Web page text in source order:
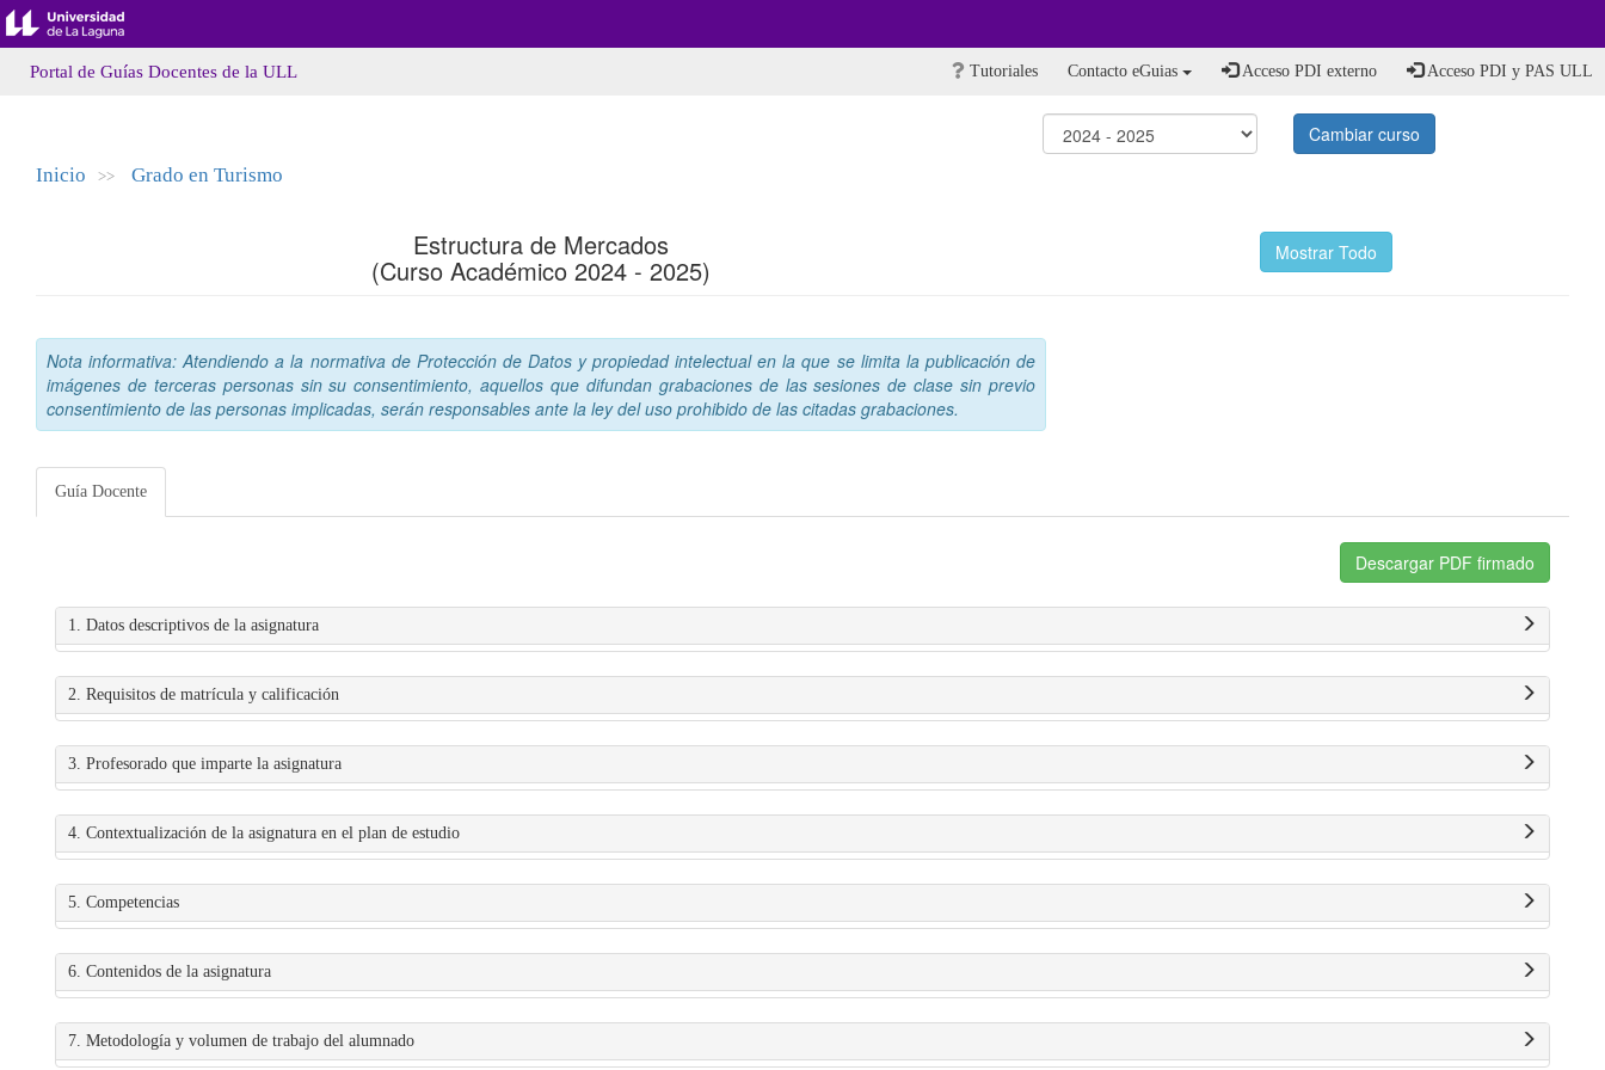
Portal de Guías Docentes de la ULL Tutoriales Contacto eGuias Acceso PDI externo Acceso PDI y PAS ULL
Cambiar curso
Inicio >> Grado en Turismo
Estructura de Mercados
(Curso Académico 2024 - 2025)
Mostrar Todo
Nota informativa: Atendiendo a la normativa de Protección de Datos y propiedad intelectual en la que se limita la publicación de
imágenes de terceras personas sin su consentimiento, aquellos que difundan grabaciones de las sesiones de clase sin previo
consentimiento de las personas implicadas, serán responsables ante la ley del uso prohibido de las citadas grabaciones.
Guía Docente
Descargar PDF firmado
1. Datos descriptivos de la asignatura
2. Requisitos de matrícula y calificación
3. Profesorado que imparte la asignatura
4. Contextualización de la asignatura en el plan de estudio
5. Competencias
6. Contenidos de la asignatura
7. Metodología y volumen de trabajo del alumnado